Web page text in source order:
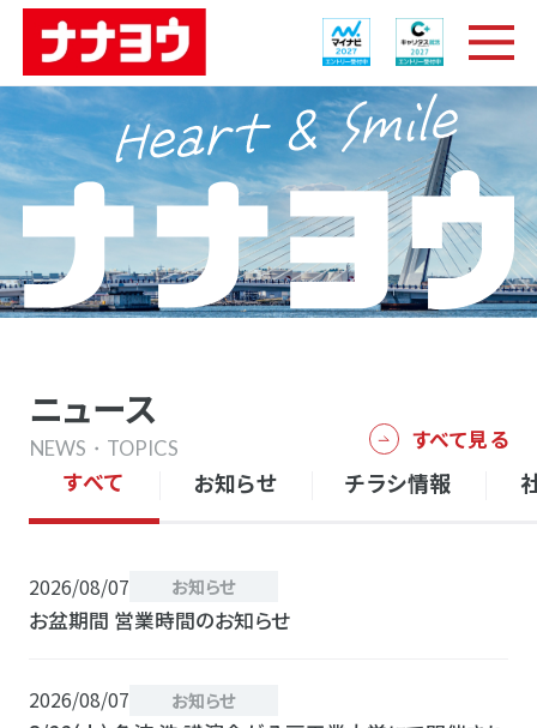
ニュース
NEWS・TOPICS すべて見る
すべて お知らせ チラシ情報
2026/08/07 お知らせ
お盆期間 営業時間のお知らせ
2026/08/07 お知らせ